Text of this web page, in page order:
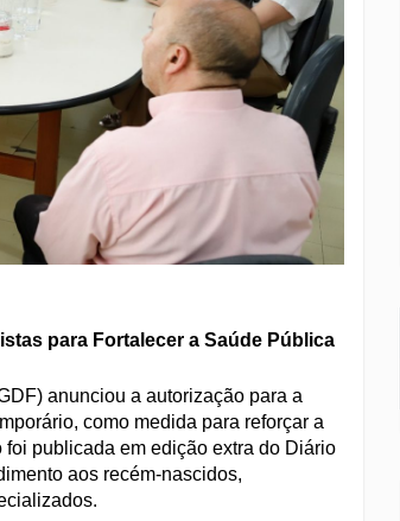
para Fortalecer a Saúde Pública
anunciou a autorização para a
como medida para reforçar a
publicada em edição extra do Diário
aos recém-nascidos,